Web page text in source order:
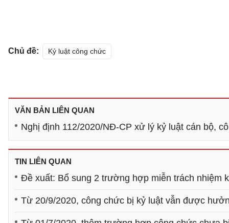
Chủ đề: Kỷ luật công chức
VĂN BẢN LIÊN QUAN
Nghị định 112/2020/NĐ-CP xử lý kỷ luật cán bộ,
TIN LIÊN QUAN
Đề xuất: Bổ sung 2 trường hợp miễn trách nhiệm
Từ 20/9/2020, công chức bị kỷ luật vẫn được